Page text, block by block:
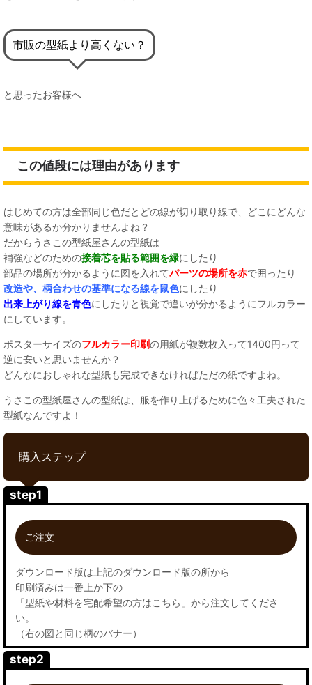
市販の型紙より高くない？
と思ったお客様へ
この値段には理由があります
はじめての方は全部同じ色だとどの線が切り取り線で、どこにどんな
意味があるか分かりませんよね？
だからうさこの型紙屋さんの型紙は
補強などのための接着芯を貼る範囲を緑にしたり
部品の場所が分かるように図を入れてパーツの場所を赤で囲ったり
改造や、柄合わせの基準になる線を鼠色にしたり
出来上がり線を青色にしたりと視覚で違いが分かるようにフルカラー
にしています。
ポスターサイズのフルカラー印刷の用紙が複数枚入って1400円って
逆に安いと思いませんか？
どんなにおしゃれな型紙も完成できなければただの紙ですよね。
うさこの型紙屋さんの型紙は、服を作り上げるために色々工夫された
型紙なんですよ！
購入ステップ
step1
ご注文
ダウンロード版は上記のダウンロード版の所から
印刷済みは一番上か下の
「型紙や材料を宅配希望の方はこちら」から注文してくださ
い。
（右の図と同じ柄のバナー）
step2